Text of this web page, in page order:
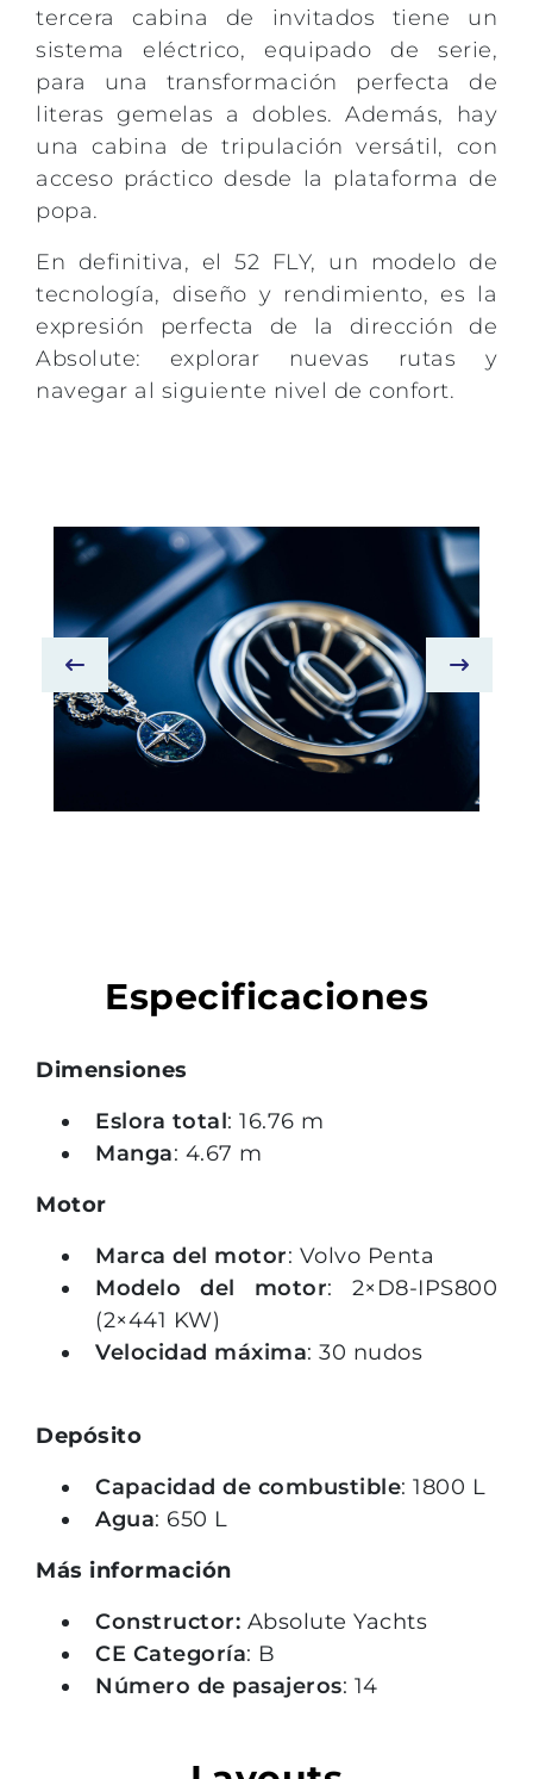
tercera cabina de invitados tiene un
sistema eléctrico, equipado de serie,
para una transformación perfecta de
literas gemelas a dobles. Además, hay
una cabina de tripulación versátil, con
acceso práctico desde la plataforma de
popa.
En definitiva, el 52 FLY, un modelo de
tecnología, diseño y rendimiento, es la
expresión perfecta de la dirección de
Absolute: explorar nuevas rutas y
navegar al siguiente nivel de confort.
Especificaciones
Dimensiones
Eslora total: 16.76 m
Manga: 4.67 m
Motor
Marca del motor: Volvo Penta
Modelo del motor: 2×D8-IPS800
(2×441 KW)
Velocidad máxima: 30 nudos
Depósito
Capacidad de combustible: 1800 L
Agua: 650 L
Más información
Constructor: Absolute Yachts
CE Categoría: B
Número de pasajeros: 14